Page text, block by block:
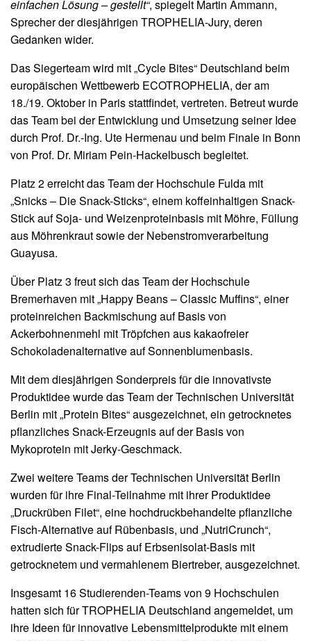
einfachen Lösung – gestellt“, spiegelt Martin Ammann,
Sprecher der diesjährigen TROPHELIA-Jury, deren
Gedanken wider.
Das Siegerteam wird mit „Cycle Bites“ Deutschland beim
europäischen Wettbewerb ECOTROPHELIA, der am
18./19. Oktober in Paris stattfindet, vertreten. Betreut wurde
das Team bei der Entwicklung und Umsetzung seiner Idee
durch Prof. Dr.-Ing. Ute Hermenau und beim Finale in Bonn
von Prof. Dr. Miriam Pein-Hackelbusch begleitet.
Platz 2 erreicht das Team der Hochschule Fulda mit
„Snicks – Die Snack-Sticks“, einem koffeinhaltigen Snack-
Stick auf Soja- und Weizenproteinbasis mit Möhre, Füllung
aus Möhrenkraut sowie der Nebenstromverarbeitung
Guayusa.
Über Platz 3 freut sich das Team der Hochschule
Bremerhaven mit „Happy Beans – Classic Muffins“, einer
proteinreichen Backmischung auf Basis von
Ackerbohnenmehl mit Tröpfchen aus kakaofreier
Schokoladenalternative auf Sonnenblumenbasis.
Mit dem diesjährigen Sonderpreis für die innovativste
Produktidee wurde das Team der Technischen Universität
Berlin mit „Protein Bites“ ausgezeichnet, ein getrocknetes
pflanzliches Snack-Erzeugnis auf der Basis von
Mykoprotein mit Jerky-Geschmack.
Zwei weitere Teams der Technischen Universität Berlin
wurden für ihre Final-Teilnahme mit ihrer Produktidee
„Druckrüben Filet“, eine hochdruckbehandelte pflanzliche
Fisch-Alternative auf Rübenbasis, und „NutriCrunch“,
extrudierte Snack-Flips auf Erbsenisolat-Basis mit
getrocknetem und vermahlenem Biertreber, ausgezeichnet.
Insgesamt 16 Studierenden-Teams von 9 Hochschulen
hatten sich für TROPHELIA Deutschland angemeldet, um
ihre Ideen für innovative Lebensmittelprodukte mit einem